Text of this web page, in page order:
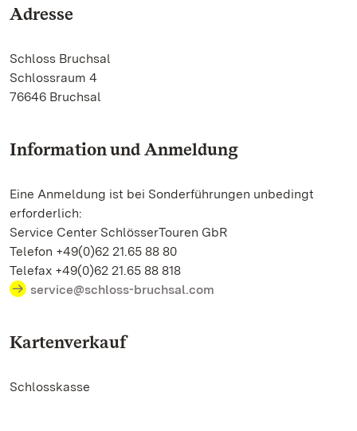
Adresse
Schloss Bruchsal
Schlossraum 4
76646 Bruchsal
Information und Anmeldung
Eine Anmeldung ist bei Sonderführungen unbedingt
erforderlich:
Service Center SchlösserTouren GbR
Telefon +49(0)62 21.65 88 80
Telefax +49(0)62 21.65 88 818
service@schloss-bruchsal.com
Kartenverkauf
Schlosskasse